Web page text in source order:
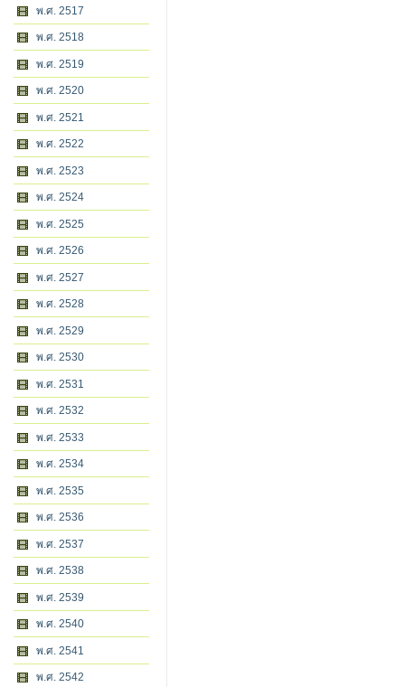
พ.ศ. 2517
พ.ศ. 2518
พ.ศ. 2519
พ.ศ. 2520
พ.ศ. 2521
พ.ศ. 2522
พ.ศ. 2523
พ.ศ. 2524
พ.ศ. 2525
พ.ศ. 2526
พ.ศ. 2527
พ.ศ. 2528
พ.ศ. 2529
พ.ศ. 2530
พ.ศ. 2531
พ.ศ. 2532
พ.ศ. 2533
พ.ศ. 2534
พ.ศ. 2535
พ.ศ. 2536
พ.ศ. 2537
พ.ศ. 2538
พ.ศ. 2539
พ.ศ. 2540
พ.ศ. 2541
พ.ศ. 2542